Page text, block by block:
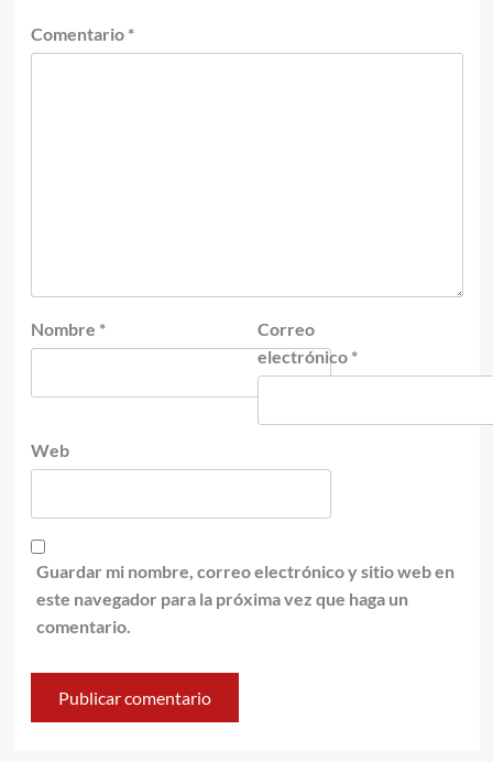
Comentario *
Nombre *
Correo
electrónico *
Web
Guardar mi nombre, correo electrónico y sitio web en
este navegador para la próxima vez que haga un
comentario.